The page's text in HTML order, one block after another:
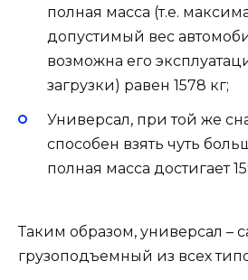
полная масса (т.е.
допустимый вес
возможна его
загрузки) равен 1578 кг;
Универсал, при той же
способен взять чуть
полная масса достигает
Таким образом, универсал –
грузоподъемный из всех